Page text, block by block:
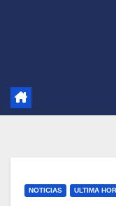
NOTICIAS ULTIMA